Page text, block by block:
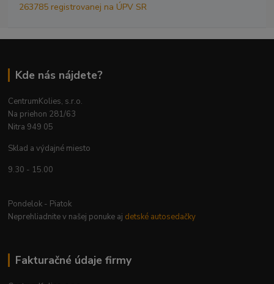
263785 registrovanej na ÚPV SR
Kde nás nájdete?
CentrumKolies, s.r.o.
Na priehon 281/63
Nitra 949 05
Sklad a výdajné miesto
9.30 - 15.00
Pondelok - Piatok
Neprehliadnite v našej ponuke aj detské autosedačky
Fakturačné údaje firmy